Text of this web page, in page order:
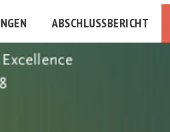
ABSCHLUSSBERICHT